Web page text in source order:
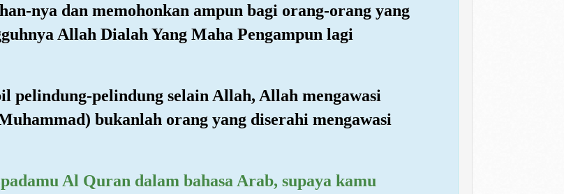
nya dan memohonkan ampun bagi orang-orang yang
Allah Dialah Yang Maha Pengampun lagi
pelindung-pelindung selain Allah, Allah mengawasi
bukanlah orang yang diserahi mengawasi
Al Quran dalam bahasa Arab, supaya kamu